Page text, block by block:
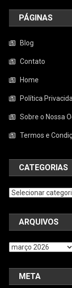
PÁGINAS
Blog
Contato
Home
Política
Sobre o Nossa
Termos e
CATEGORIAS
Categorias
ARQUIVOS
Arquivos
META